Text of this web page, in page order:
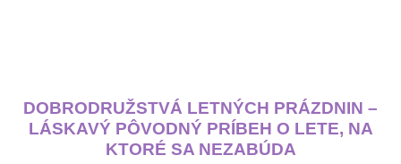
DOBRODRUŽSTVÁ LETNÝCH PRÁZDNIN –
LÁSKAVÝ PÔVODNÝ PRÍBEH O LETE, NA
KTORÉ SA NEZABÚDA